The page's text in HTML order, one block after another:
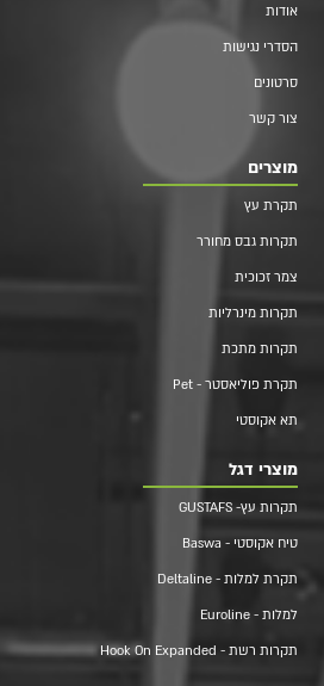
אודות
הסדרי נגישות
סרטונים
צור קשר
מוצרים
תקרת עץ
תקרות גבס מחורר
צמר זכוכית
תקרות מינרליות
תקרות מתכת
תקרת פוליאסטר - Pet
תא אקוסטי
מוצרי דגל
תקרות עץ- GUSTAFS
טיח אקוסטי - Baswa
תקרת למלות - Deltaline
למלות - Euroline
תקרות רשת - Hook On Expanded